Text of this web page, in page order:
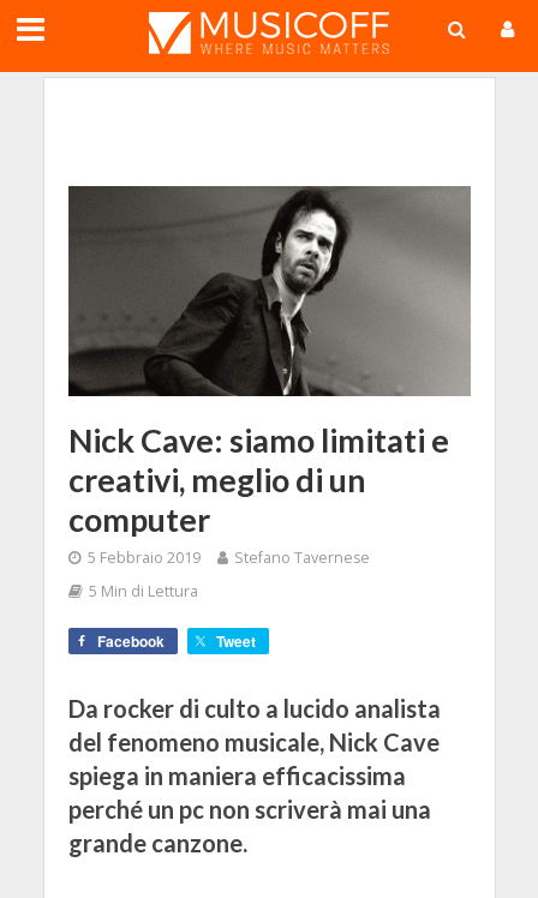
Nick Cave: siamo limitati e
creativi, meglio di un
computer
5 Febbraio 2019
Stefano Tavernese
5 Min di Lettura
Facebook Tweet
Da rocker di culto a lucido analista
del fenomeno musicale, Nick Cave
spiega in maniera efficacissima
perché un pc non scriverà mai una
grande canzone.